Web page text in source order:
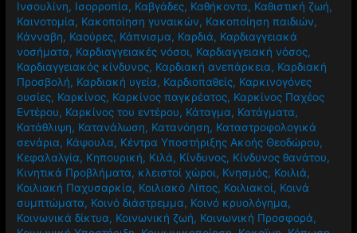
Ινσουλίνη, Ισορροπία, Καβγάδες, Καθήκοντα, Καθιστική ζωή,
Καινοτομία, Κακοποίηση γυναικών, Κακοποίηση παιδιών,
Κάνναβη, Καούρες, Κάπνισμα, Καρδιά, Καρδιαγγειακά
νοσήματα, Καρδιαγγειακές νόσοι, Καρδιαγγειακή νόσος,
Καρδιαγγειακός κίνδυνος, Καρδιακή ανεπάρκεια, Καρδιακή
Προσβολή, Καρδιακή υγεία, Καρδιοπαθείς, Καρκινογόνες
ουσίες, Καρκίνος, Καρκίνος παγκρέατος, Καρκίνος Παχέος
Εντέρου, Καρκίνος του εντέρου, Κάταγμα, Κατάγματα,
Κατάθλιψη, Κατανάλωση, Κατανόηση, Καταστροφολογικά
σενάρια, Κάψουλα, Κέντρα Υποστήριξης Ακοής Θεοδώρου,
Κεφαλαλγία, Κηπουρική, Κιλά, Κίνδυνος, Κίνδυνος θανάτου,
Κινητικά Προβλήματα, κλειστοί χώροι, Κνησμός, Κοιλιά,
Κοιλιακή Παχυσαρκία, Κοιλιακό Λίπος, Κοιλιακοί, Κοινά
συμπτώματα, Κοινό διάστρεμμα, Κοινό κρυολόγημα,
Κοινωνικά δίκτυα, Κοινωνική ζωή, Κοινωνική Προσφορά,